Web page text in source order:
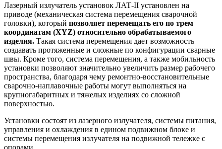
Лазерный излучатель установок ЛАТ-II установлен на
приводе (механическая система перемещения сварочной
головки), который позволяет перемещать его по трем
координатам (XYZ) относительно обрабатываемого
изделия. Такая система перемещения дает возможность
создавать протяженные и сложные по конфигурации сварные
швы. Кроме того, система перемещения, а также мобильность
установки позволяют значительно увеличить размер рабочего
пространства, благодаря чему ремонтно-восстановительные
сварочно-наплавочные работы могут выполняться на
крупногабаритных и тяжелых изделиях со сложной
поверхностью.
Установки состоят из лазерного излучателя, системы питания,
управления и охлаждения в едином подвижном блоке и
системы перемещения излучателя на подвижной тележке с
опорами.